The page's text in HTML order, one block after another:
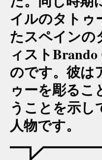
イルのタトゥ
たスペインの
ィスト
のです。彼は
ゥーを彫るこ
うことを示し
人物です。